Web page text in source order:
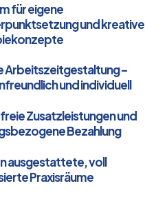
für eigene
und kreative
Arbeitszeitgestaltung –
und individuell
Zusatzleistungen und
Bezahlung
ausgestattete, voll
Praxisräume